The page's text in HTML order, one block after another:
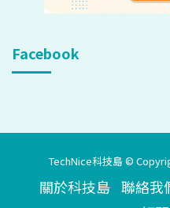
Facebook
TechNice科技島 ©
關於科技島 聯絡我